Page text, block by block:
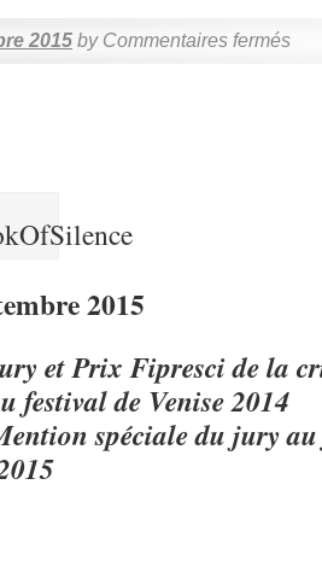
2015 by Commentaires fermés
2015
etPrix Fipresci de la
festival de Venise 2014
spéciale du jury